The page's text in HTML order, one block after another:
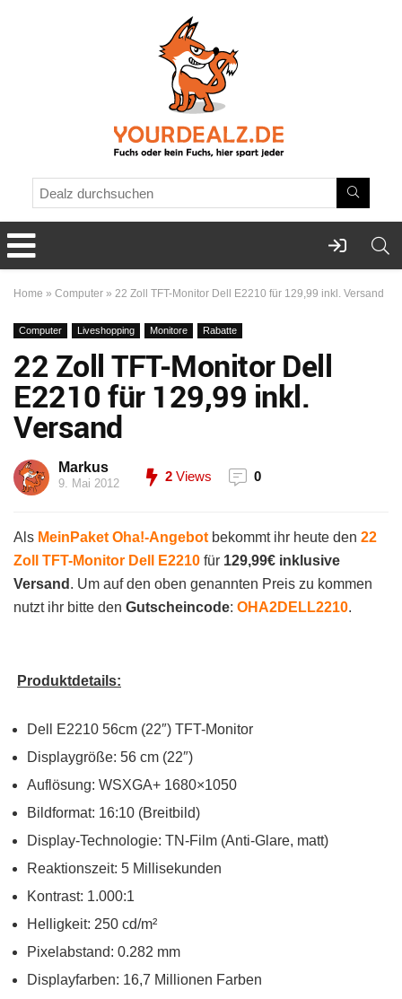
Home » Computer » 22 Zoll TFT-Monitor Dell E2210 für 129,99 inkl. Versand
Computer Liveshopping Monitore Rabatte
22 Zoll TFT-Monitor Dell
E2210 für 129,99 inkl.
Versand
Markus
9. Mai 2012 2 Views 0
Als MeinPaket Oha!-Angebot bekommt ihr heute den 22
Zoll TFT-Monitor Dell E2210 für 129,99€ inklusive
Versand . Um auf den oben genannten Preis zu kommen
nutzt ihr bitte den Gutscheincode: OHA2DELL2210.
Produktdetails:
Dell E2210 56cm (22″) TFT-Monitor
Displaygröße: 56 cm (22″)
Auflösung: WSXGA+ 1680×1050
Bildformat: 16:10 (Breitbild)
Display-Technologie: TN-Film (Anti-Glare, matt)
Reaktionszeit: 5 Millisekunden
Kontrast: 1.000:1
Helligkeit: 250 cd/m²
Pixelabstand: 0.282 mm
Displayfarben: 16,7 Millionen Farben